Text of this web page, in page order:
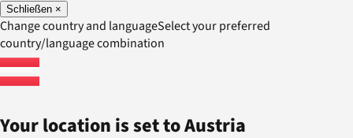
Schließen ×
Change country and languageSelect your preferred
country/language combination
Your location is set toAustria